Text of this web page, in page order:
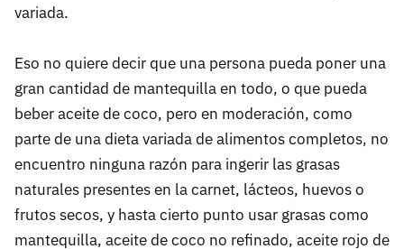
variada.
Eso no quiere decir que una persona pueda poner una
gran cantidad de mantequilla en todo, o que pueda
beber aceite de coco, pero en moderación, como
parte de una dieta variada de alimentos completos, no
encuentro ninguna razón para ingerir las grasas
naturales presentes en la carnet, lácteos, huevos o
frutos secos, y hasta cierto punto usar grasas como
mantequilla, aceite de coco no refinado, aceite rojo de